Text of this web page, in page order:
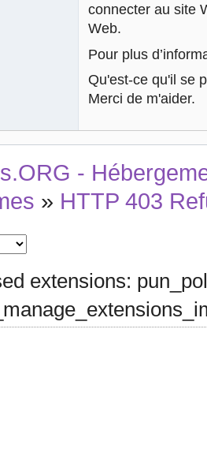
connecter au site
Web.
Pour plus
Qu'est-ce qu'il se
Merci de m'aider.
-
» HTTP 403
extensions: